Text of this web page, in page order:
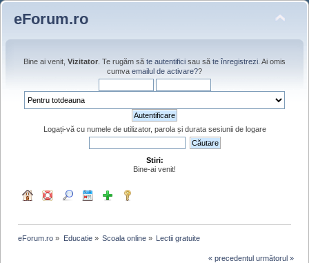
eForum.ro
Bine ai venit, Vizitator . Te rugăm să te autentifici sau să te înregistrezi . Ai omis
cumva emailul de activare??
Logați-vă cu numele de utilizator, parola și durata sesiunii de logare
Stiri:
Bine-ai venit!
eForum.ro » Educatie» Scoala online» Lectii gratuite
« precedentul următorul »